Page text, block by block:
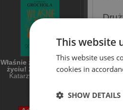
Właśnie że tak! Nigdy w
życiu! 20 lat później
Katarzyna Grochola
$31,21
This website
This website uses
cookies in
SHOW DETAILS